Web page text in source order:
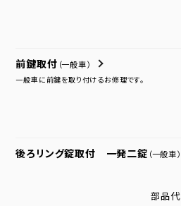
前鍵取付 （一般車）
一般車に前鍵を取り付けるお修理です。
後ろリング錠取付 一発二錠 （一般車）
部品代